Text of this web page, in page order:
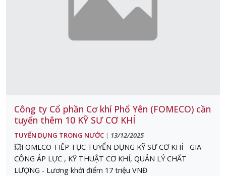
Công ty Cổ phần Cơ khí Phổ Yên (FOMECO) cần
tuyển thêm 10 KỸ SƯ CƠ KHÍ
TUYỂN DỤNG TRONG NƯỚC | 13/12/2025
💥FOMECO TIẾP TỤC TUYỂN DỤNG KỸ SƯ CƠ KHÍ - GIA
CÔNG ÁP LỰC , KỸ THUẬT CƠ KHÍ, QUẢN LÝ CHẤT
LƯỢNG - Lương khởi điểm 17 triệu VNĐ